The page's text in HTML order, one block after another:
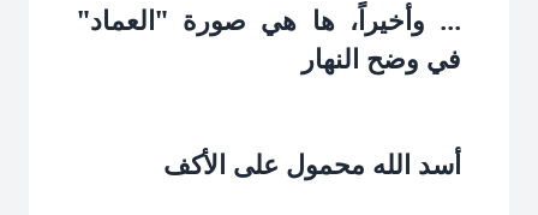
... وأخيراً، ها هي صورة "العماد"
في وضح النهار‏
أسد الله محمول على الأكف‏